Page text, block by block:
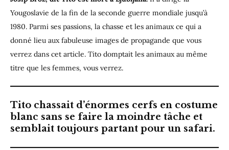
Yougoslavie de la fin de la seconde guerre mondiale jusqu’à
1980. Parmi ses passions, la chasse et les animaux ce qui a
donné lieu aux fabuleuse images de propagande que vous
verrez dans cet article. Tito domptait les animaux au même
titre que les femmes, vous verrez.
Tito chassait d’énormes cerfs en costume
blanc sans se faire la moindre tâche et
semblait toujours partant pour un safari.